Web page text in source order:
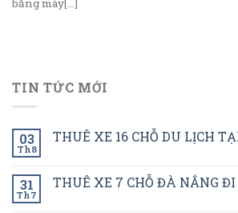
bằng máy[...]
TIN TỨC MỚI
03
Th8
THUÊ XE 16 CHỖ DU LỊCH
31
Th7
THUÊ XE 7 CHỖ ĐÀ NẮNG